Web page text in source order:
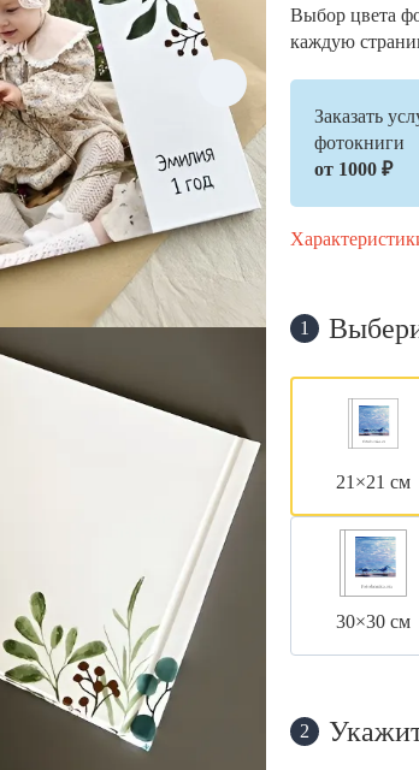
Выбор цвета
каждую
Заказать
фотокниги
от 1000 ₽
1
21×21 см
30×30 см
2